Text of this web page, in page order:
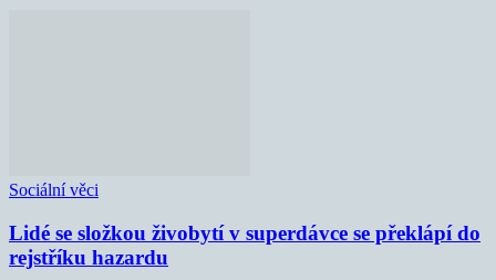
Sociální věci
Lidé se složkou živobytí v superdávce se překlápí do
rejstříku hazardu